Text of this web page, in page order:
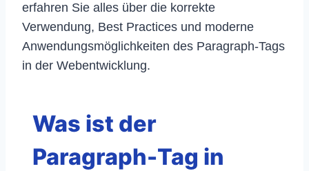
erfahren Sie alles über die korrekte
Verwendung, Best Practices und moderne
Anwendungsmöglichkeiten des Paragraph-Tags
in der Webentwicklung.
Was ist der
Paragraph-Tag in